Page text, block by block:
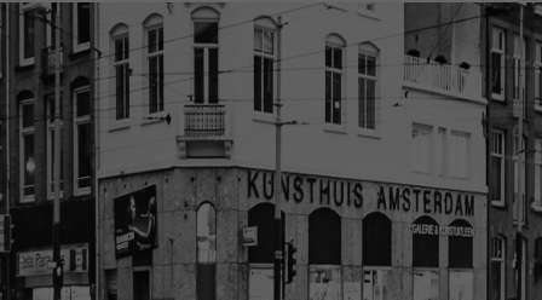
Nieuwstraat 35
2312 KA Leiden
+31(0)71 – 52 84 480
info@kunsthuisleiden.nl
Lees meer